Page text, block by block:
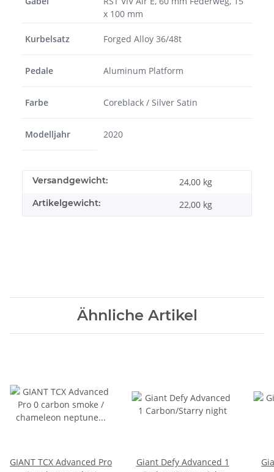
x 100 mm
Kurbelsatz Forged Alloy 36/48t
Pedale Aluminum Platform
Farbe Coreblack / Silver Satin
Modelljahr 2020
Versandgewicht: 24,00 kg
Artikelgewicht: 22,00 kg
Ähnliche Artikel
GIANT TCX Advanced Pro
Giant Defy Advanced 1